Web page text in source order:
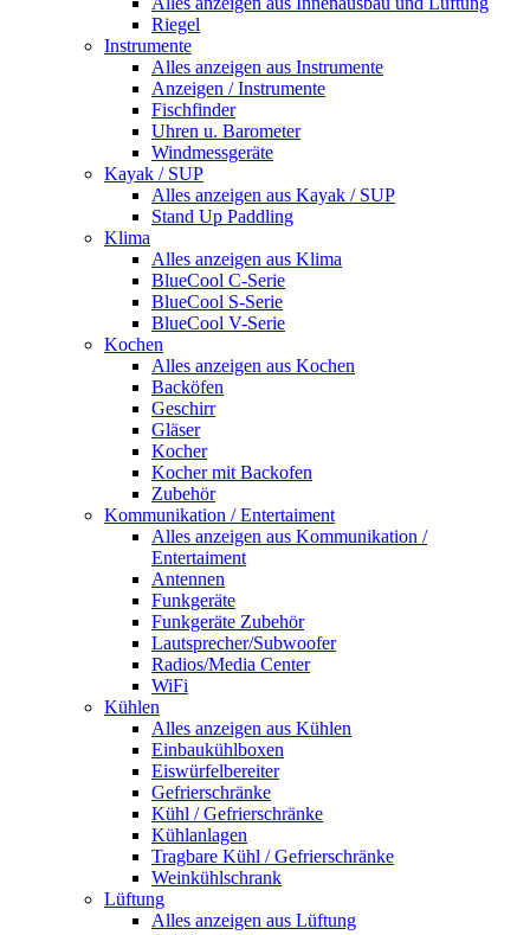
Riegel
Instrumente
Alles anzeigen aus Instrumente
Anzeigen / Instrumente
Fischfinder
Uhren u. Barometer
Windmessgeräte
Kayak / SUP
Alles anzeigen aus Kayak / SUP
Stand Up Paddling
Klima
Alles anzeigen aus Klima
BlueCool C-Serie
BlueCool S-Serie
BlueCool V-Serie
Kochen
Alles anzeigen aus Kochen
Backöfen
Geschirr
Gläser
Kocher
Kocher mit Backofen
Zubehör
Kommunikation / Entertaiment
Alles anzeigen aus Kommunikation /
Entertaiment
Antennen
Funkgeräte
Funkgeräte Zubehör
Lautsprecher/Subwoofer
Radios/Media Center
WiFi
Kühlen
Alles anzeigen aus Kühlen
Einbaukühlboxen
Eiswürfelbereiter
Gefrierschränke
Kühl / Gefrierschränke
Kühlanlagen
Tragbare Kühl / Gefrierschränke
Weinkühlschrank
Lüftung
Alles anzeigen aus Lüftung